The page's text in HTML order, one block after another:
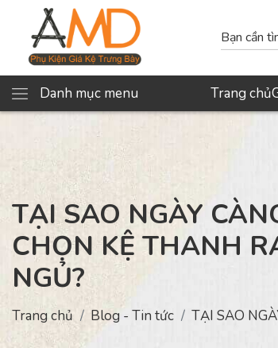
Danh mục menu Trang chủ
TẠI SAO NGÀY
CHỌN KỆ THANH
NGỦ?
Trang chủ Blog - Tin tức TẠI SAO